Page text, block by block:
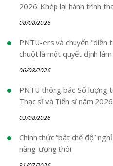
2026: Khép lại hành trình
08/08/2026
PNTU-ers và chuyến "diễn
chuột là một quyết định lâm
06/08/2026
PNTU thông báo Số lượng
Thạc sĩ và Tiến sĩ năm 2026
03/08/2026
Chính thức “bật chế độ”
năng lượng thôi